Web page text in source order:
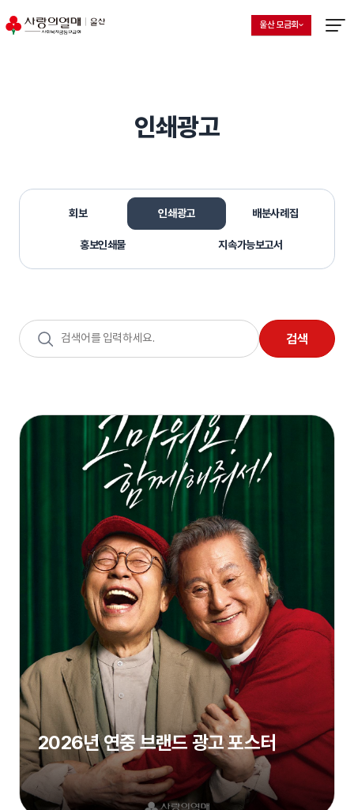
지회 선택 목록 열기
현재 선택된 지회
울산 모금회
인쇄광고
회보 인쇄광고 배분사례집
홍보인쇄물 지속가능보고서
2026년 연중 브랜드 광고 포스터
검색어
입력
검색